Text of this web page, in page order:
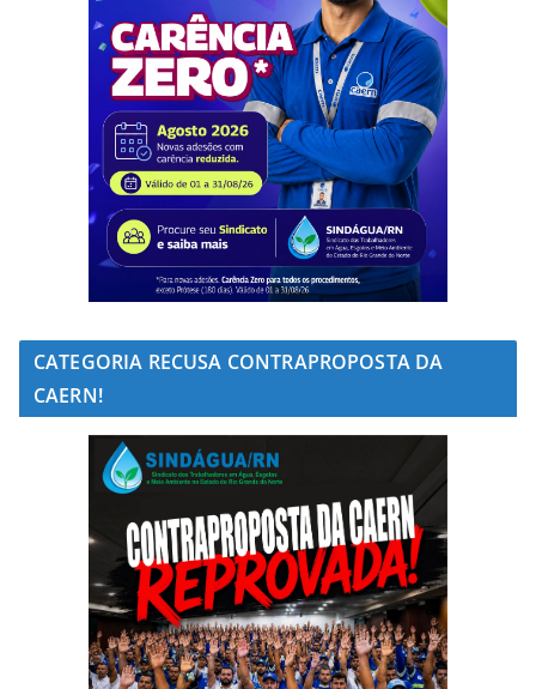
CATEGORIA RECUSA CONTRAPROPOSTA DA
CAERN!